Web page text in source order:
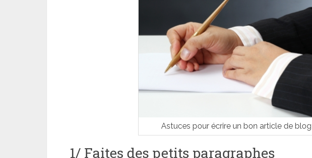
Astuces pour écrire un bon article de blog
1/ Faites des petits paragraphes